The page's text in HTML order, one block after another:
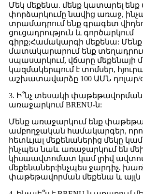
Մեկ մեքենա. մենք կատարել
փորձարկումը նավից առաջ,
տրամադրում ենք գրագետ
ցուցադրություն և գործարկում
գիրք;Համակարգի մեքենա: Մենք
մատակարարում ենք
սպասարկում, վճարը մեքենայի
կազմակերպում է տոմսեր,
աշխատավարձը 100 ԱՄՆ դոլար/
3. Ի՞նչ տեսակի փաթեթավորման
առաջարկում BRENU-ն:
Մենք առաջարկում ենք
ամբողջական համակարգեր,
հետևյալ մեքենաներից մեկը
ինչպես նաև առաջարկում են
կիսաավտոմատ կամ լրիվ
մեքենաներ:ինչպես ջարդիչ,
փաթեթավորման մեքենա և այլն